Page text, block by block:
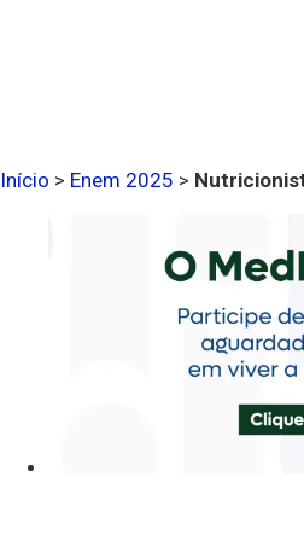
Início > Enem 2025 >